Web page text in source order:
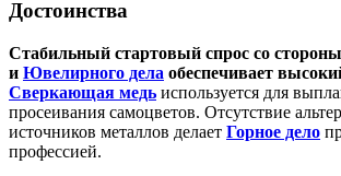
Достоинства
Стабильный стартовый спрос со стороны
и Ювелирного дела обеспечивает
Сверкающая медь используется для
просеивания самоцветов. Отсутствие
источников металлов делает Горное дело
профессией.